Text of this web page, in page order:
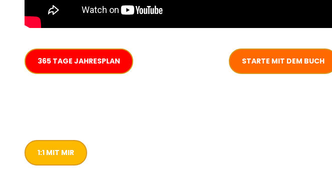
365 TAGE JAHRESPLAN
1:1 MIT MIR
STARTE MIT DEM BUCH